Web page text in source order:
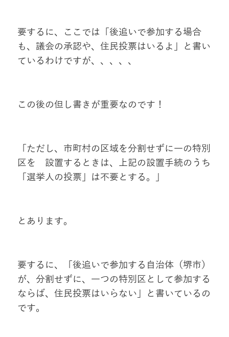
要するに、ここでは「後追いで参加する場合
も、議会の承認や、住民投票はいるよ」と書い
ているわけですが、、、、、
この後の但し書きが重要なのです！
「ただし、市町村の区域を分割せずに一の特別
区を 設置するときは、上記の設置手続のうち
「選挙人の投票」は不要とする。」
とあります。
要するに、「後追いで参加する自治体（堺市）
が、分割せずに、一つの特別区として参加する
ならば、住民投票はいらない」と書いているの
です。